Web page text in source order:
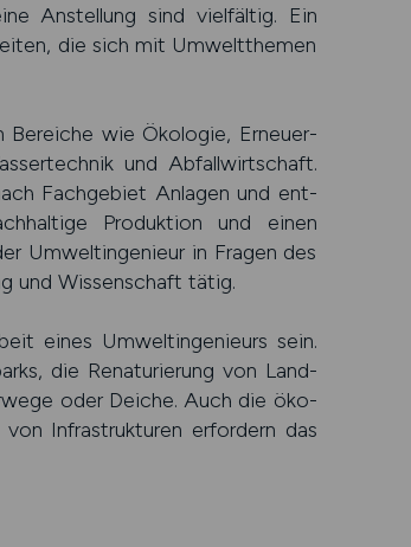
Anstel­lung sind viel­fäl­tig. Ein
die sich mit Umwelt­themen
Bereiche wie Öko­logie, Erneuer­
und Abfall­wirt­schaft.
Fach­gebiet Anlagen und ent­
Pro­duk­tion und einen
Umwelt­ingenieur in Fragen des
und Wissen­schaft tätig.
eines Umwelt­ingenieurs sein.
die Rena­turie­rung von Land­
oder Deiche. Auch die öko­
Infra­struk­turen erfor­dern das